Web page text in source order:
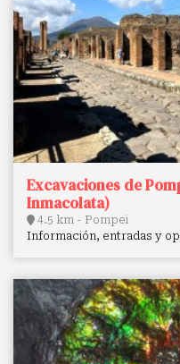
Excavaciones de
Inmacolata)
4.5 km - Pompei
Información, entradas y